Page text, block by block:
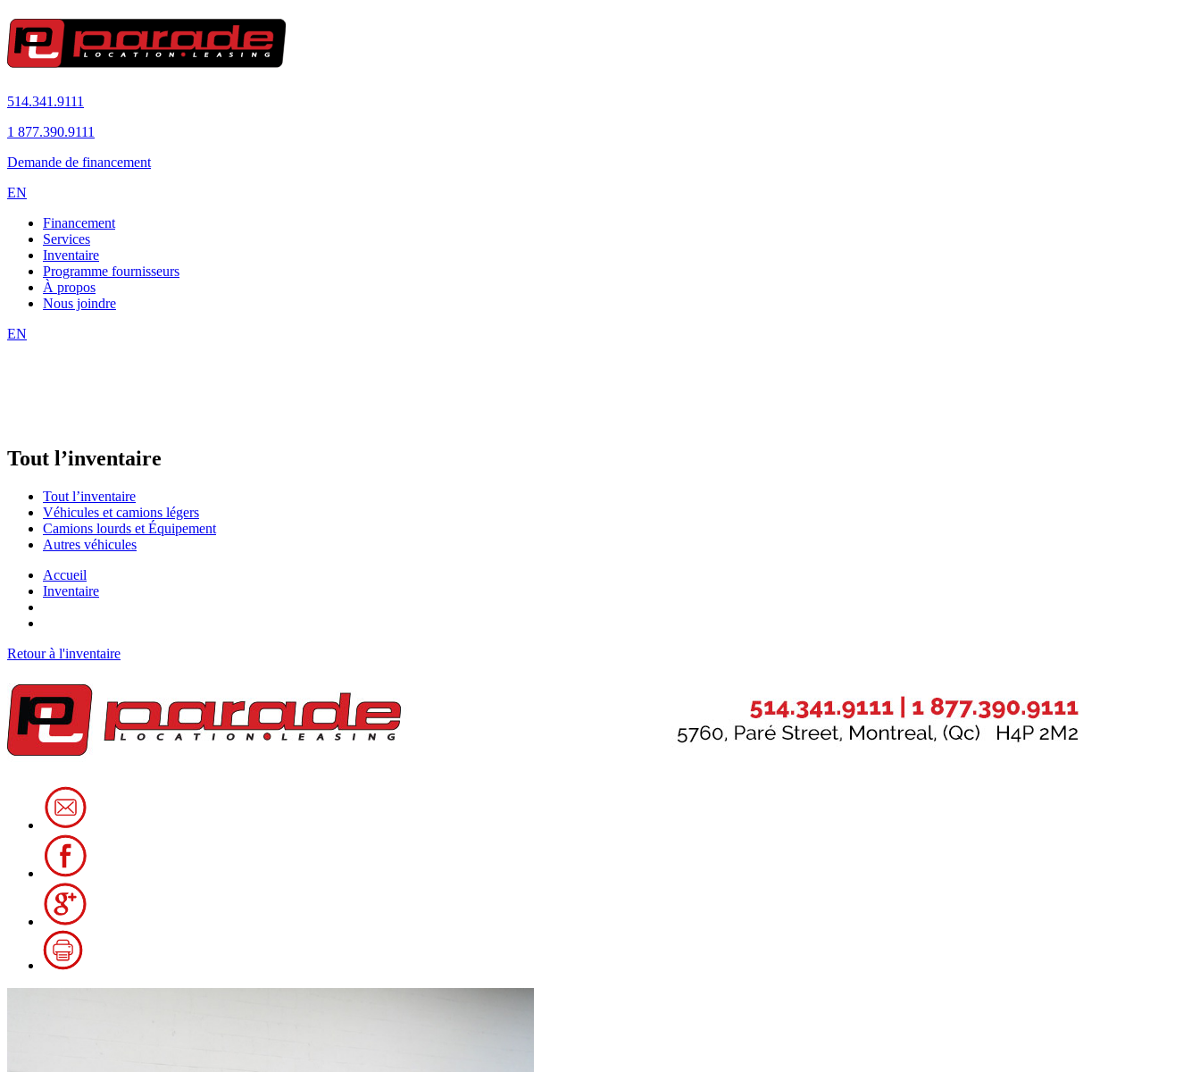
514.341.9111
1 877.390.9111
Demande de financement
EN
Financement
Services
Inventaire
Programme fournisseurs
À propos
Nous joindre
EN
Tout l’inventaire
Tout l’inventaire
Véhicules et camions légers
Camions lourds et Équipement
Autres véhicules
Accueil
Inventaire
Retour à l'inventaire